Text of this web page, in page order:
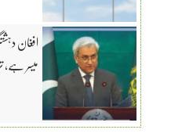
افغان
میسر ہے،